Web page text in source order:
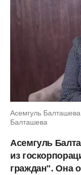
Асемгуль
Балташева
Асемгуль
из
граждан". Она